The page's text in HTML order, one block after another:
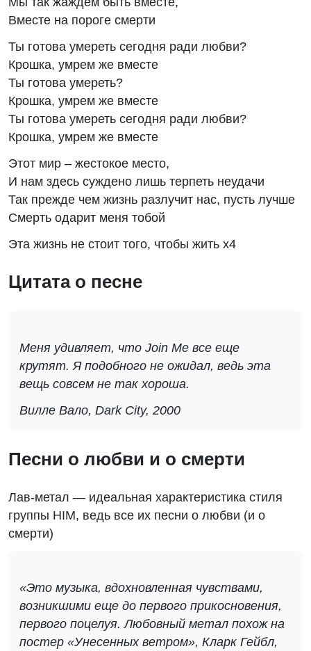
Вместе на пороге смерти
Ты готова умереть сегодня ради любви?
Крошка, умрем же вместе
Ты готова умереть?
Крошка, умрем же вместе
Ты готова умереть сегодня ради любви?
Крошка, умрем же вместе
Этот мир – жестокое место,
И нам здесь суждено лишь терпеть неудачи
Так прежде чем жизнь разлучит нас, пусть лучше
Смерть одарит меня тобой
Эта жизнь не стоит того, чтобы жить х4
Цитата о песне
Меня удивляет, что Join Me все еще
крутят. Я подобного не ожидал, ведь эта
вещь совсем не так хороша.
Вилле Вало, Dark City, 2000
Песни о любви и о смерти
Лав-метал — идеальная характеристика стиля
группы HIM, ведь все их песни о любви (и о
смерти)
«Это музыка, вдохновленная чувствами,
возникшими еще до первого прикосновения,
первого поцелуя. Любовный метал похож на
постер «Унесенных ветром», Кларк Гейбл,